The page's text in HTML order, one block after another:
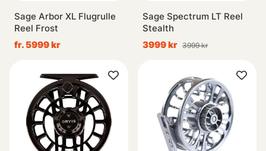
Sage Arbor XL Flugrulle
Reel Frost
fr. 5999 kr
Sage Spectrum LT Reel
Stealth
3999 kr 3999 kr